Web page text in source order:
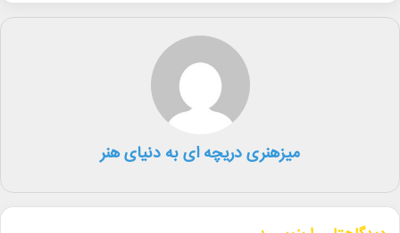
نمایش خانگی و امور صنفی تا پایان سال ۱۴۰۴ اقدام نمایند.
هیات رئیسه خانه سینما نیز ضمن نکوهش اظهارات غیر اخلاقی آقای
شانه‌ساززاده، تأکید کرد که حق شکایت فردی در محاکم قضایی برای
سینماگران محفوظ است. این رای با توجه به جوانب حقوقی و صنفی
جامعه اصناف سینمایی صادر و منتشر شده است.
توهین‌آمیز آقای شانه‌ساززاده صورت گرفته است.
میزهنری دریچه ای به دنیای هنر